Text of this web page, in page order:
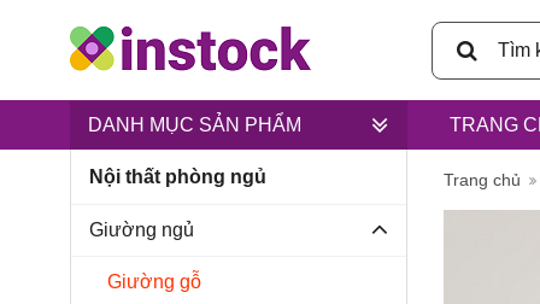
DANH MỤC SẢN PHẨM TRANG
Trụ sở
Nội thất phòng ngủ
Giường ngủ
Giường gỗ
Trang chủ